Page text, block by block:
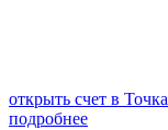
открыть счет в Точка
подробнее